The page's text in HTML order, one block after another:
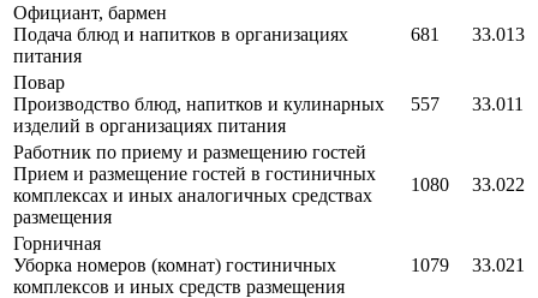
Официант, бармен
Подача блюд и напитков в организациях
питания
681 33.013
Повар
Производство блюд, напитков и кулинарных
изделий в организациях питания
557 33.011
Работник по приему и размещению гостей
Прием и размещение гостей в гостиничных
комплексах и иных аналогичных средствах
размещения
1080 33.022
Горничная
Уборка номеров (комнат) гостиничных
комплексов и иных средств размещения
1079 33.021